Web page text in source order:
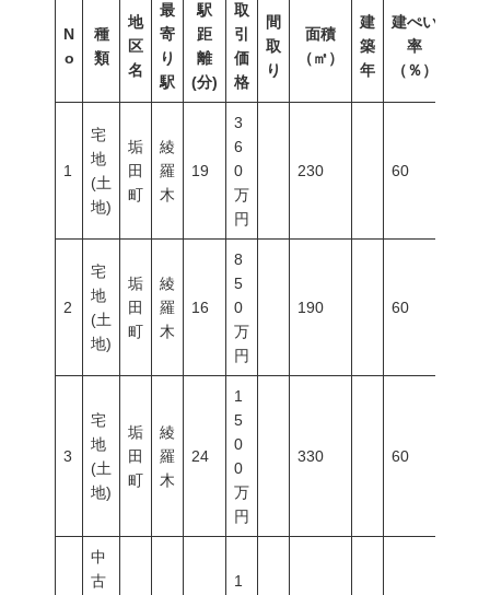
N
o
種
類
地
区
名
最
寄
り
駅
駅
距
離
(分)
取
引
価
格
間
取
り
面積
（㎡）
建
築
年
建ぺい
率
（％）
1
宅
地
(土
地)
垢
田
町
綾
羅
木
19
3
6
0
万
円
230 60
2
宅
地
(土
地)
垢
田
町
綾
羅
木
16
8
5
0
万
円
190 60
3
宅
地
(土
地)
垢
田
町
綾
羅
木
24
1
5
0
0
万
円
330 60
中
古
1